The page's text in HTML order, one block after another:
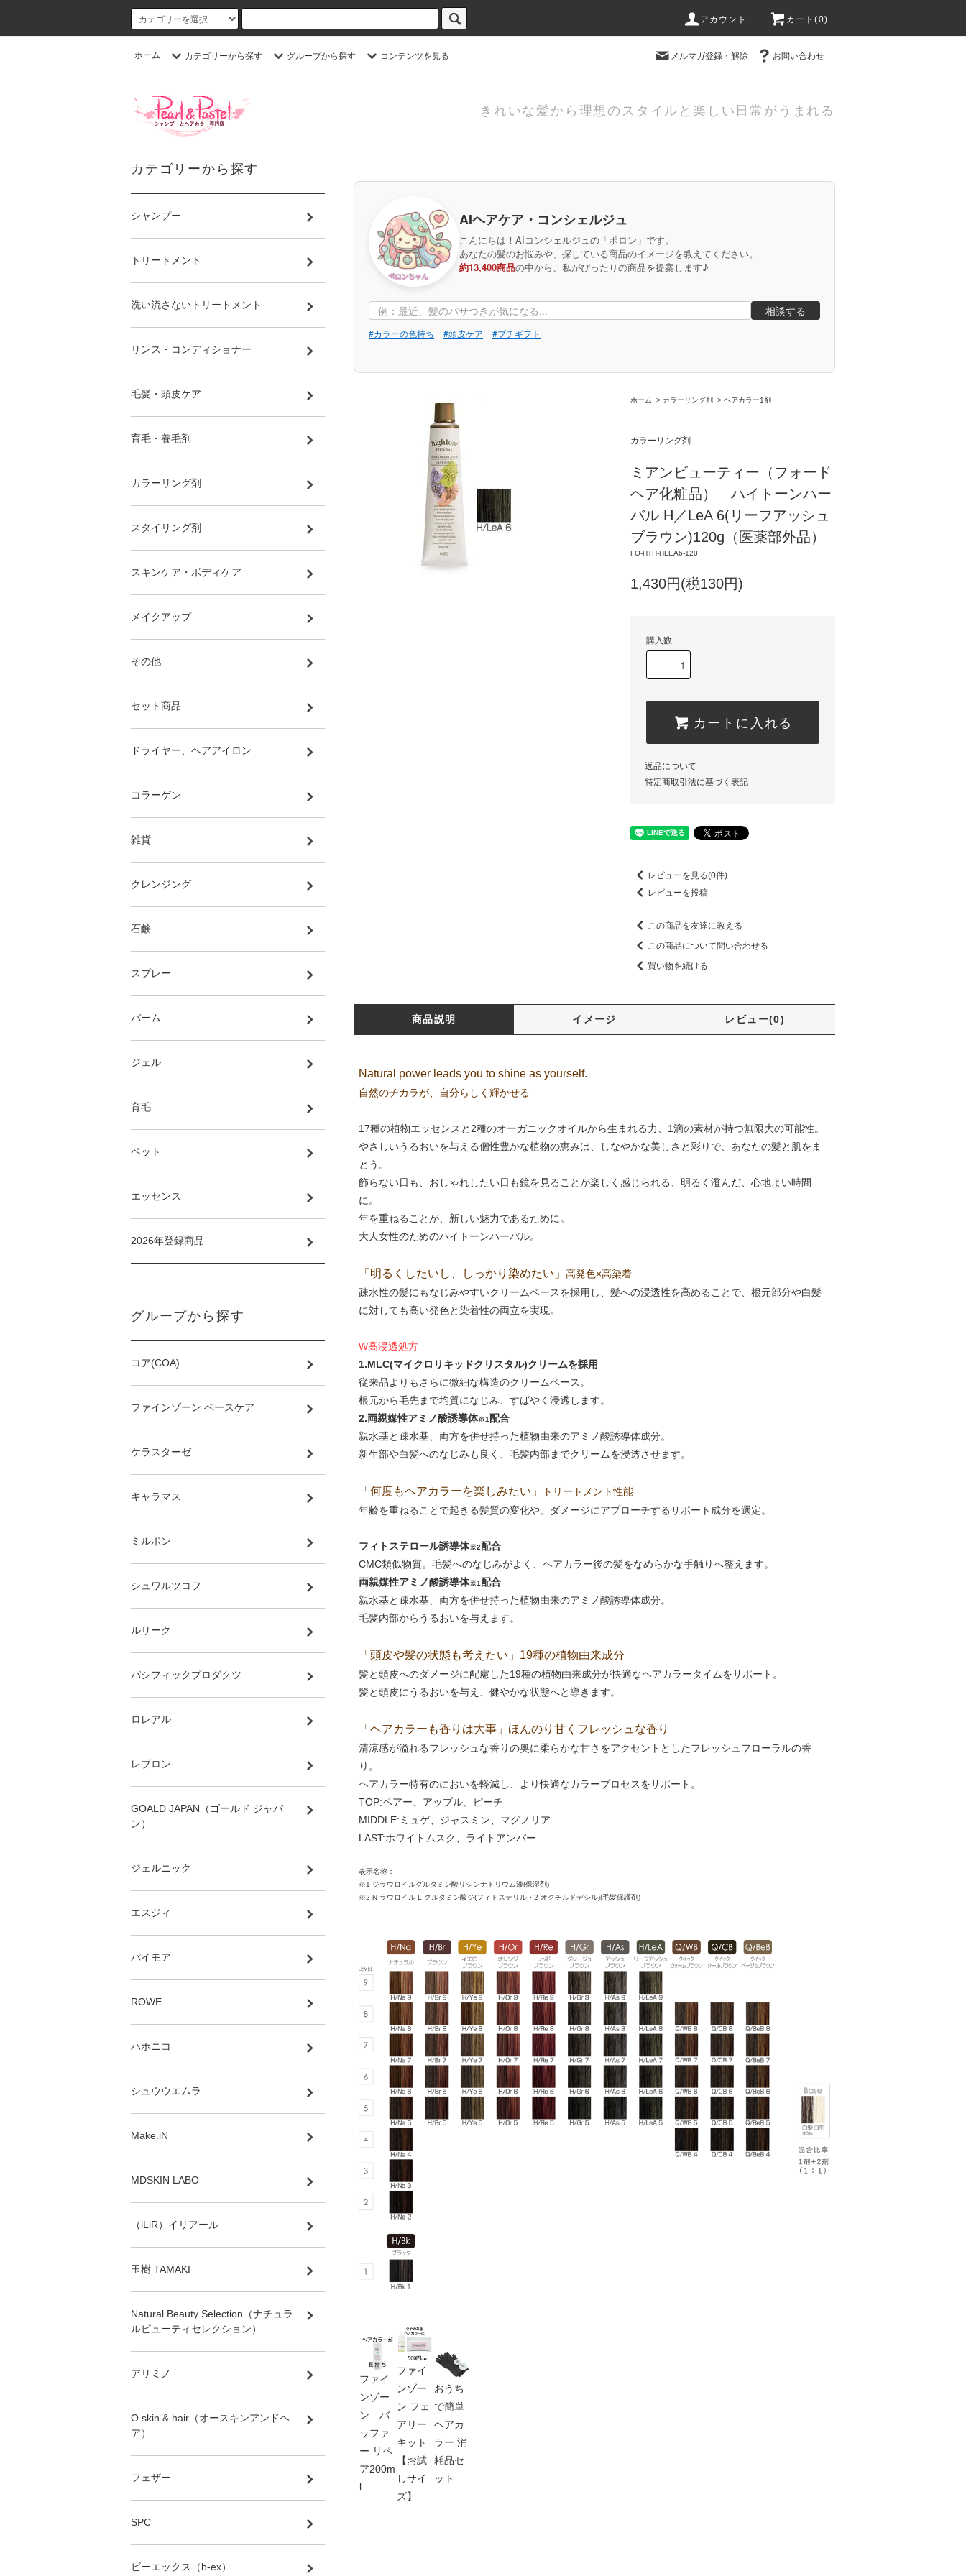
アカウント カート(0)
ホーム カテゴリーから探す グループから探す コンテンツを見る メルマガ登録・解除 お問い合わせ
きれいな髪から理想のスタイルと楽しい日常がうまれる
AIヘアケア・コンシェルジュ
こんにちは！AIコンシェルジュの「ポロン」です。
あなたの髪のお悩みや、探している商品のイメージを教えてください。
約13,400商品の中から、私がぴったりの商品を提案します♪
相談する
#カラーの色持ち #頭皮ケア #プチギフト
ホーム > カラーリング剤 > ヘアカラー1剤
カラーリング剤
ミアンビューティー（フォード
ヘア化粧品） ハイトーンハー
バル H／LeA 6(リーフアッシュ
ブラウン)120g（医薬部外品）
FO-HTH-HLEA6-120
1,430円(税130円)
購入数
カートに入れる
返品について
特定商取引法に基づく表記
レビューを見る(0件)
レビューを投稿
この商品を友達に教える
この商品について問い合わせる
買い物を続ける
商品説明 イメージ レビュー(0)
Natural power leads you to shine as yourself.
自然のチカラが、自分らしく輝かせる
17種の植物エッセンスと2種のオーガニックオイルから生まれる力、1滴の素材が持つ無限大の可能性。
やさしいうるおいを与える個性豊かな植物の恵みは、しなやかな美しさと彩りで、あなたの髪と肌をま
とう。
飾らない日も、おしゃれしたい日も鏡を見ることが楽しく感じられる、明るく澄んだ、心地よい時間
に。
年を重ねることが、新しい魅力であるために。
大人女性のためのハイトーンハーバル。
「明るくしたいし、しっかり染めたい」 高発色×高染着
疎水性の髪にもなじみやすいクリームベースを採用し、髪への浸透性を高めることで、根元部分や白髪
に対しても高い発色と染着性の両立を実現。
W高浸透処方
1.MLC(マイクロリキッドクリスタル)クリームを採用
従来品よりもさらに微細な構造のクリームベース。
根元から毛先まで均質になじみ、すばやく浸透します。
2.両親媒性アミノ酸誘導体※1配合
親水基と疎水基、両方を併せ持った植物由来のアミノ酸誘導体成分。
新生部や白髪へのなじみも良く、毛髪内部までクリームを浸透させます。
「何度もヘアカラーを楽しみたい」
トリートメント性能
年齢を重ねることで起きる髪質の変化や、ダメージにアプローチするサポート成分を選定。
フィトステロール誘導体※2配合
CMC類似物質。毛髪へのなじみがよく、ヘアカラー後の髪をなめらかな手触りへ整えます。
両親媒性アミノ酸誘導体※1配合
親水基と疎水基、両方を併せ持った植物由来のアミノ酸誘導体成分。
毛髪内部からうるおいを与えます。
「頭皮や髪の状態も考えたい」19種の植物由来成分
髪と頭皮へのダメージに配慮した19種の植物由来成分が快適なヘアカラータイムをサポート。
髪と頭皮にうるおいを与え、健やかな状態へと導きます。
「ヘアカラーも香りは大事」ほんのり甘くフレッシュな香り
清涼感が溢れるフレッシュな香りの奥に柔らかな甘さをアクセントとしたフレッシュフローラルの香
り。
ヘアカラー特有のにおいを軽減し、より快適なカラープロセスをサポート。
TOP:ペアー、アップル、ピーチ
MIDDLE:ミュゲ、ジャスミン、マグノリア
LAST:ホワイトムスク、ライトアンバー
表示名称：
※1 ジラウロイルグルタミン酸リシンナトリウム液(保湿剤)
※2 N-ラウロイル-L-グルタミン酸ジ(フィトステリル・2-オクチルドデシル)(毛髪保護剤)
ファイ
ンゾー
ン バ
ッファ
ー リペ
ア200m
l
ファイ
ンゾー
ン フェ
アリー
キット
【お試
しサイ
ズ】
おうち
で簡単
ヘアカ
ラー 消
耗品セ
ット
カテゴリーから探す
シャンプー
トリートメント
洗い流さないトリートメント
リンス・コンディショナー
毛髪・頭皮ケア
育毛・養毛剤
カラーリング剤
スタイリング剤
スキンケア・ボディケア
メイクアップ
その他
セット商品
ドライヤー、ヘアアイロン
コラーゲン
雑貨
クレンジング
石鹸
スプレー
バーム
ジェル
育毛
ペット
エッセンス
2026年登録商品
グループから探す
コア(COA)
ファインゾーン ベースケア
ケラスターゼ
キャラマス
ミルボン
シュワルツコフ
ルリーク
パシフィックプロダクツ
ロレアル
レブロン
GOALD JAPAN（ゴールド ジャパ
ン）
ジェルニック
エスジィ
パイモア
ROWE
ハホニコ
シュウウエムラ
Make.iN
MDSKIN LABO
（iLiR）イリアール
玉樹 TAMAKI
Natural Beauty Selection（ナチュラ
ルビューティセレクション）
アリミノ
O skin & hair（オースキンアンドヘ
ア）
フェザー
SPC
ビーエックス（b-ex）